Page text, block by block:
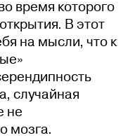
время которого
В этот
на мысли, что к
случайная
не
мозга.